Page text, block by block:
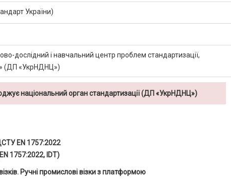
України)
дослідний і навчальний центр проблем стандартизації,
(ДП «УкрНДНЦ»)
національний орган стандартизації (ДП «УкрНДНЦ»)
EN 1757:2022
1757:2022, IDT)
Ручні промислові візки з платформою